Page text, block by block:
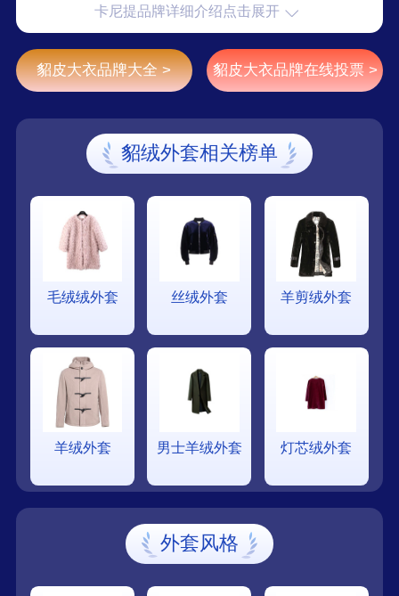
卡尼提品牌详细介绍点击展开
貂皮大衣品牌大全 > 貂皮大衣品牌在线投票 >
貂绒外套相关榜单
毛绒绒外套 丝绒外套 羊剪绒外套
羊绒外套 男士羊绒外套 灯芯绒外套
外套风格